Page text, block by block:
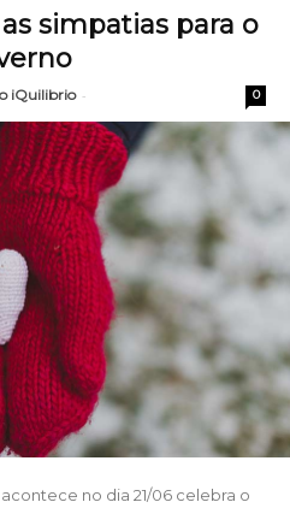
simpatias para o
iQuilibrio - 0
no dia 21/06 celebra o